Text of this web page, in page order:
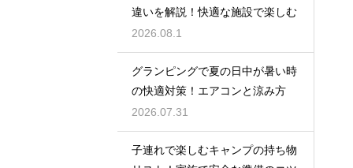
違いを解説！快適な施設で楽しむ
2026.08.1
グランピングで夏の日中が暑い時
の快適対策！エアコンと涼み方
2026.07.31
子連れで楽しむキャンプの持ち物